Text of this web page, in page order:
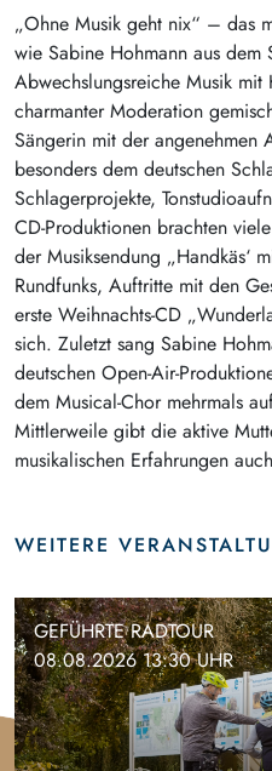
„Ohne Musik geht nix“ – das
wie Sabine Hohmann aus
Abwechslungsreiche Musik
charmanter Moderation
Sängerin mit der angenehmen
besonders dem deutschen
Schlagerprojekte,
CD-Produktionen brachten
der Musiksendung „Handkäs‘
Rundfunks, Auftritte mit den
erste Weihnachts-CD
sich. Zuletzt sang Sabine
deutschen Open-Air-
dem Musical-Chor mehrmals
Mittlerweile gibt die aktive
musikalischen Erfahrungen
WEITERE
GEFÜHRTE RADTOUR
08.08.2026 13:30 UHR